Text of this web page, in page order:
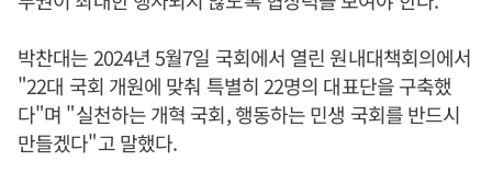
박찬대는 2024년 5월7일 국회에서 열린 원내대책회의에서
"22대 국회 개원에 맞춰 특별히 22명의 대표단을 구축했
다"며 "실천하는 개혁 국회, 행동하는 민생 국회를 반드시
만들겠다"고 말했다.